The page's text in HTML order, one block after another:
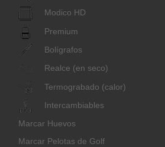
Modico HD
Premium
Bolígrafos
Realce (en seco)
Termograbado (calor)
Intercambiables
Marcar Huevos
Marcar Pelotas de Golf